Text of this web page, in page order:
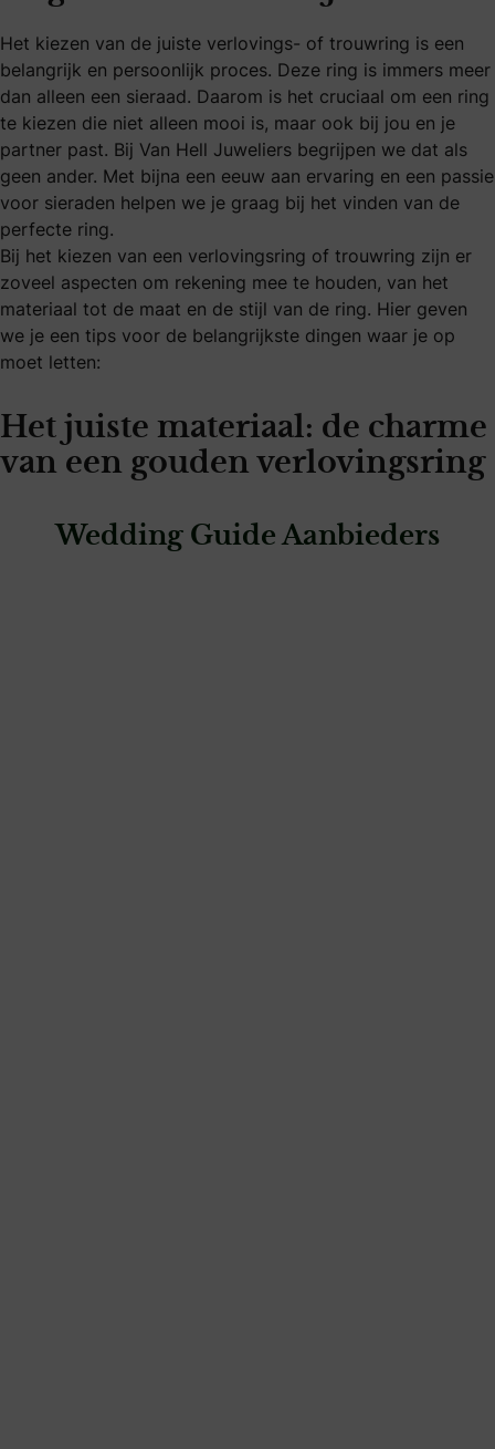
Het kiezen van de juiste verlovings- of trouwring is een
belangrijk en persoonlijk proces. Deze ring is immers meer
dan alleen een sieraad. Daarom is het cruciaal om een ring
te kiezen die niet alleen mooi is, maar ook bij jou en je
partner past. Bij Van Hell Juweliers begrijpen we dat als
geen ander. Met bijna een eeuw aan ervaring en een passie
voor sieraden helpen we je graag bij het vinden van de
perfecte ring.
Bij het kiezen van een verlovingsring of trouwring zijn er
zoveel aspecten om rekening mee te houden, van het
materiaal tot de maat en de stijl van de ring. Hier geven
we je een tips voor de belangrijkste dingen waar je op
moet letten:
Het juiste materiaal: de charme
van een gouden verlovingsring
Wedding Guide Aanbieders